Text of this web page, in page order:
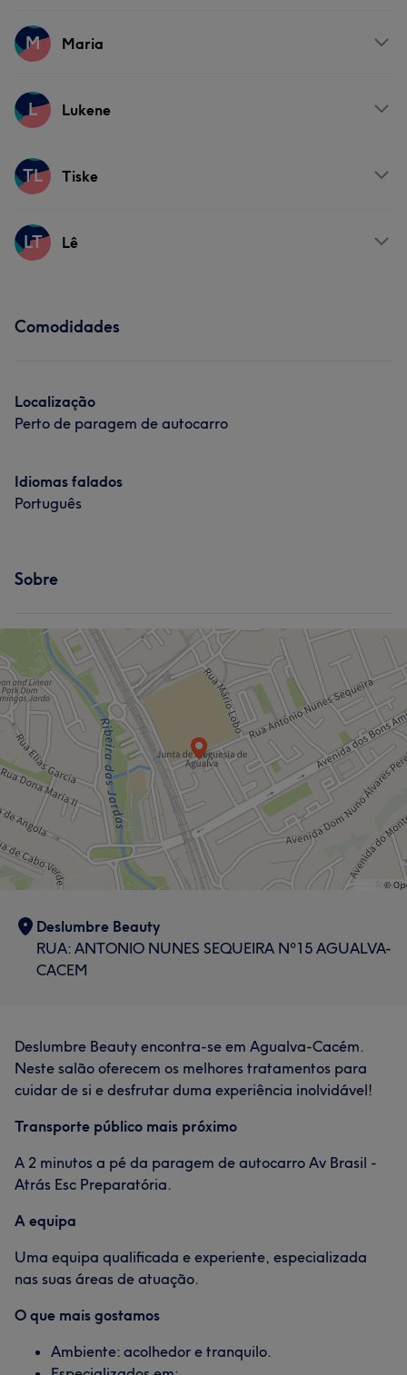
Serviços
M Maria
Serviços
L Lukene
Serviços
TL Tiske
Serviços
LT Lê
Comodidades
Localização
Perto de paragem de autocarro
Idiomas falados
Português
Sobre
Deslumbre Beauty
RUA: ANTONIO NUNES SEQUEIRA Nº15 AGUALVA-
CACEM
Deslumbre Beauty encontra-se em Agualva-Cacém.
Neste salão oferecem os melhores tratamentos para
cuidar de si e desfrutar duma experiência inolvidável!
Transporte público mais próximo
A 2 minutos a pé da paragem de autocarro Av Brasil -
Atrás Esc Preparatória.
A equipa
Uma equipa qualificada e experiente, especializada
nas suas áreas de atuação.
O que mais gostamos
Ambiente: acolhedor e tranquilo.